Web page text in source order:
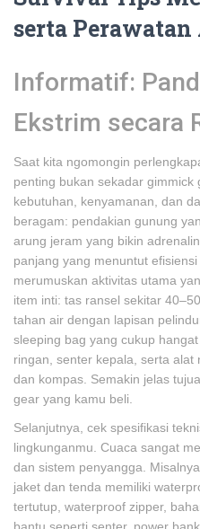
serta
Informatif:
Ekstrim secara
Saat kita ngomongin
penting bukan sekadar gimmick
kebutuhan, kenyamanan, dan
beragam: pendakian gunung
arung jeram yang bikin
panjang yang menuntut
merumuskan aktivitas utama
item inti: tas ransel sekitar
tahan air dengan lapisan
sleeping bag yang cukup
ringan, senter kepala, serta
dan kompas. Semakin jelas
gear yang kamu beli.
Selanjutnya, cek spesifikasi
lingkunganmu. Cuaca sangat
dan sistem penyangga.
jaket dan tenda memiliki
tertutup, waterproof zipper,